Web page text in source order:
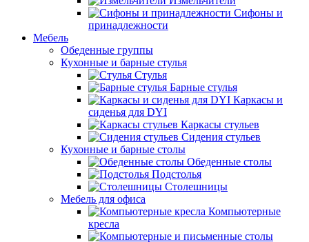
Сифоны и
принадлежности
Мебель
Обеденные группы
Кухонные и барные стулья
Стулья
Барные стулья
Каркасы и
сиденья для DYI
Каркасы стульев
Сидения стульев
Кухонные и барные столы
Обеденные столы
Подстолья
Столешницы
Мебель для офиса
Компьютерные
кресла